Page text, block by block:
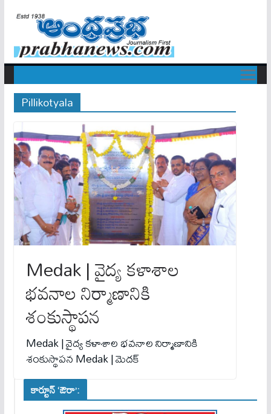
Pillikotyala
Medak | వైద్య క‌ళాశాల
భ‌వ‌నాల‌ నిర్మాణానికి
శంకుస్థాప‌న‌
Medak | వైద్య క‌ళాశాల భ‌వ‌నాల‌ నిర్మాణానికి
శంకుస్థాప‌న‌ Medak | మెదక్
కార్టూన్ ‘ఔరా’: